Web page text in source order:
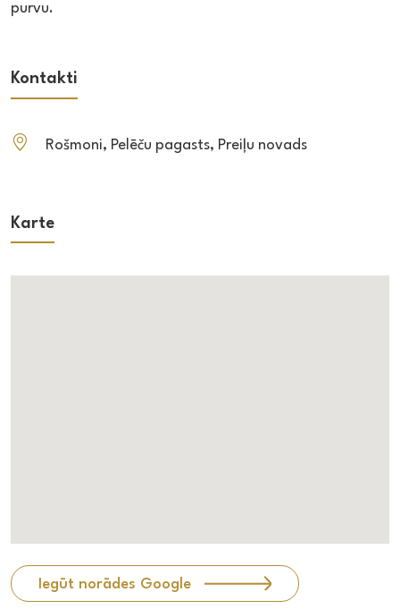
purvu.
Kontakti
Rošmoni, Pelēču pagasts, Preiļu novads
Karte
Iegūt norādes Google